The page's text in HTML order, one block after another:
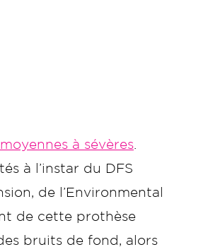
à sévères
à l’instar du DFS
de l’Environmental
de cette prothèse
bruits de fond, alors